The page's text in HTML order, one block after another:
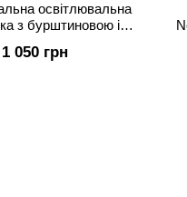
освітлювальна
з бурштиновою і
Serum, 30 мл
1 050 грн